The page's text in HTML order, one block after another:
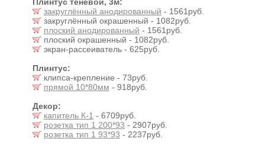
закруглённый анодированный - 1561руб.
закруглённый окрашенный - 1082руб.
плоский анодированный - 1561руб.
плоский окрашенный - 1082руб.
экран-рассеиватель - 625руб.
Плинтус:
клипса-крепление - 73руб.
прямой 10*80мм - 918руб.
Декор:
капитель К-1 - 6709руб.
розетка тип 1 200*93 - 2907руб.
розетка тип 1 93*93 - 2237руб.